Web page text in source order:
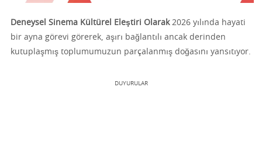
Deneysel Sinema Kültürel Eleştiri Olarak2026 yılında hayati
bir ayna görevi görerek, aşırı bağlantılı ancak derinden
kutuplaşmış toplumumuzun parçalanmış doğasını yansıtıyor.
DUYURULAR